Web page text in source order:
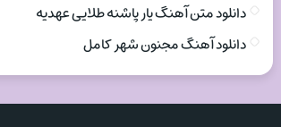
دانلود متن آهنگ یار پاشنه طلایی عهدیه
دانلود آهنگ مجنون شهر کامل